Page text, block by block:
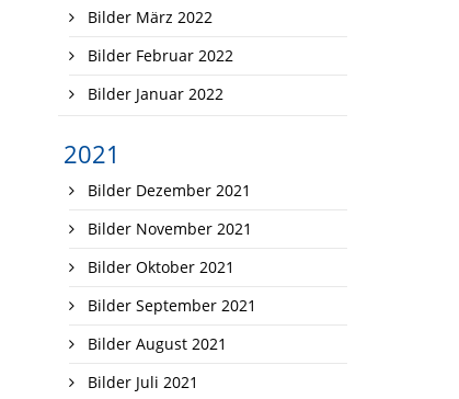
Bilder März 2022
Bilder Februar 2022
Bilder Januar 2022
2021
Bilder Dezember 2021
Bilder November 2021
Bilder Oktober 2021
Bilder September 2021
Bilder August 2021
Bilder Juli 2021